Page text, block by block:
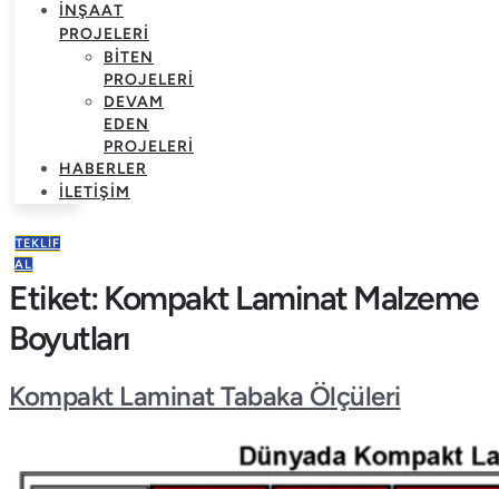
İNŞAAT
PROJELERI
BITEN
PROJELERI
DEVAM
EDEN
PROJELERI
HABERLER
İLETIŞIM
TEKLIF
AL
Etiket:Kompakt Laminat Malzeme
Boyutları
Kompakt Laminat Tabaka Ölçüleri